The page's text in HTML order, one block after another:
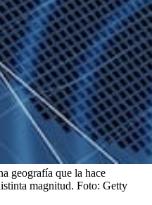
geografía que la hace
magnitud. Foto: Getty